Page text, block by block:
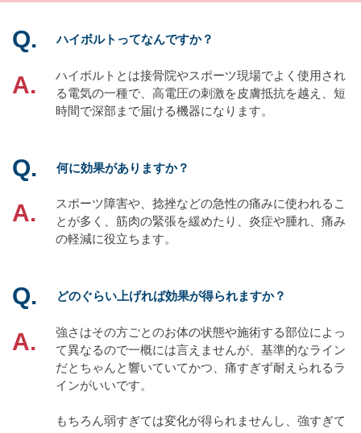
ハイボルトってなんですか？
ハイボルトとは接骨院やスポーツ現場でよく使用され
る電気の一種で、高電圧の刺激を皮膚抵抗を越え、短
時間で深部まで届ける機器になります。
何に効果がありますか？
スポーツ障害や、捻挫などの急性の痛みに使われるこ
とが多く、筋肉の緊張を緩めたり、炎症や腫れ、痛み
の軽減に役立ちます。
どのぐらい上げれば効果が得られますか？
強さはその方ごとのお体の状態や施術する部位によっ
て異なるので一概には言えませんが、基準的なライン
だとちゃんと響いていてかつ、痛すぎず耐えられるラ
インがいいです。
もちろん弱すぎては変化が得られませんし、強すぎて